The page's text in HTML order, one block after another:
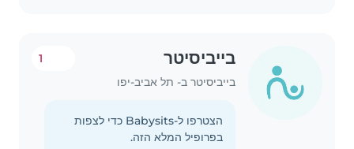
בייביסיטר
בייביסיטר ב- תל אביב-יפו
1
הצטרפו ל-Babysits כדי לצפות
בפרופיל המלא הזה.